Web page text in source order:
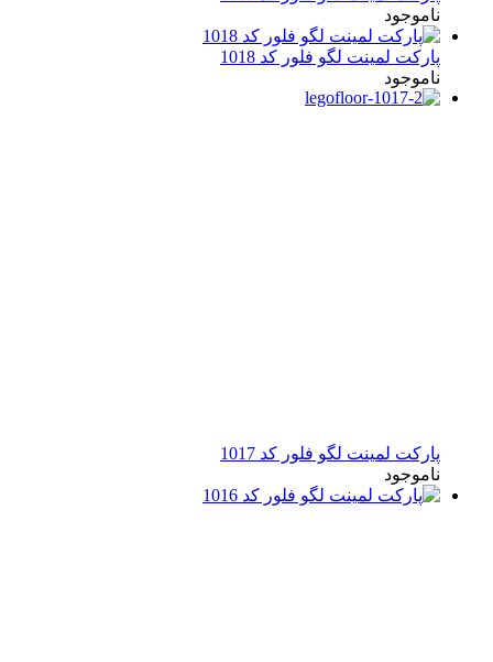
ناموجود
پارکت لمینت لگو فلور کد 1018
ناموجود
پارکت لمینت لگو فلور کد 1017
ناموجود